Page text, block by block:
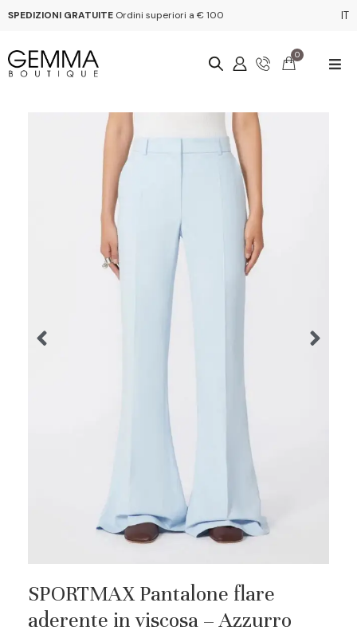
SPEDIZIONI GRATUITE Ordini superiori a € 100 IT
0
SPORTMAX Pantalone flare
aderente in viscosa – Azzurro